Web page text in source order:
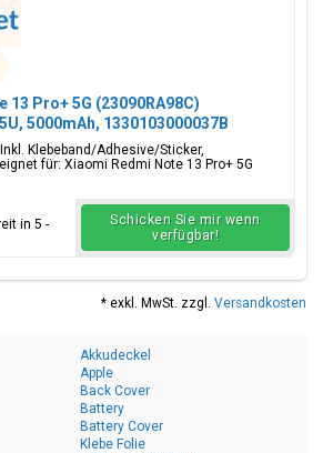
13 Pro+ 5G (23090RA98C)
5000mAh, 1330103000037B
Klebeband/Adhesive/Sticker,
für: Xiaomi Redmi Note 13 Pro+ 5G
in 5 -
Schicken Sie mir wenn
verfügbar!
* exkl. MwSt. zzgl. Versandkosten
Akkudeckel
Apple
Back Cover
Battery
Battery Cover
Klebe Folie